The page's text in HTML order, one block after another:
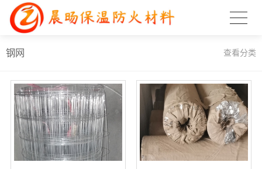
钢网 查看分类